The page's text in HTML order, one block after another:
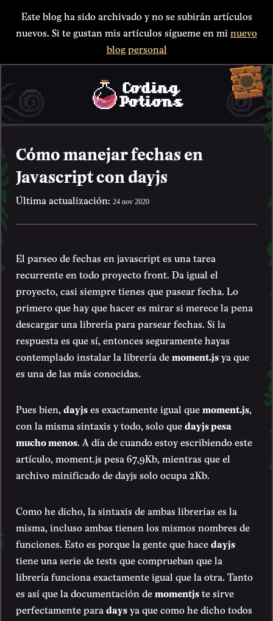
Este blog ha sido archivado y no se subirán artículos
nuevos. Si te gustan mis artículos sígueme en mi nuevo
blog personal
Cómo manejar fechas en
Javascript con dayjs
Última actualización: 24 nov 2020
El parseo de fechas en javascript es una tarea
recurrente en todo proyecto front. Da igual el
proyecto, casi siempre tienes que pasear fecha. Lo
primero que hay que hacer es mirar si merece la pena
descargar una librería para parsear fechas. Si la
respuesta es que sí, entonces seguramente hayas
contemplado instalar la librería demoment.jsya que
es una de las más conocidas.
Pues bien, dayjses exactamente igual quemoment.js
con la misma sintaxis y todo, solo quedayjs pesa
mucho menos. A día de cuando estoy escribiendo este
artículo, moment.js pesa 67,9Kb, mientras que el
archivo minificado de dayjs solo ocupa 2Kb.
Como he dicho, la sintaxis de ambas librerías es la
misma, incluso ambas tienen los mismos nombres de
funciones. Esto es porque la gente que hacedayjs
tiene una serie de tests que comprueban que la
librería funciona exactamente igual que la otra. Tanto
es así que la documentación demomentjste sirve
perfectamente para daysya que como he dicho todos